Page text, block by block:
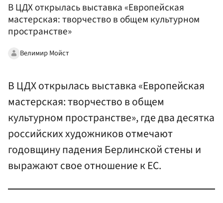
В ЦДХ открылась выставка «Европейская
мастерская: творчество в общем культурном
пространстве»
Велимир Мойст
В ЦДХ открылась выставка «Европейская
мастерская: творчество в общем
культурном пространстве», где два десятка
российских художников отмечают
годовщину падения Берлинской стены и
выражают свое отношение к ЕС.